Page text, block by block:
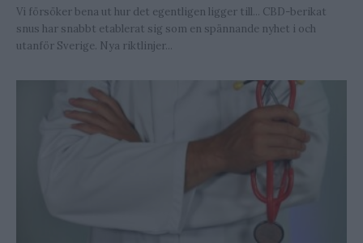
Vi försöker bena ut hur det egentligen ligger till... CBD-berikat
snus har snabbt etablerat sig som en spännande nyhet i och
utanför Sverige. Nya riktlinjer...